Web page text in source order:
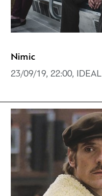
Nimic
23/09/19, 22:00, IDEAL